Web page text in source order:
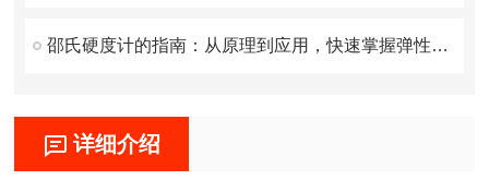
邵氏硬度计的指南：从原理到应用，快速掌握弹性体硬度测试
详细介绍